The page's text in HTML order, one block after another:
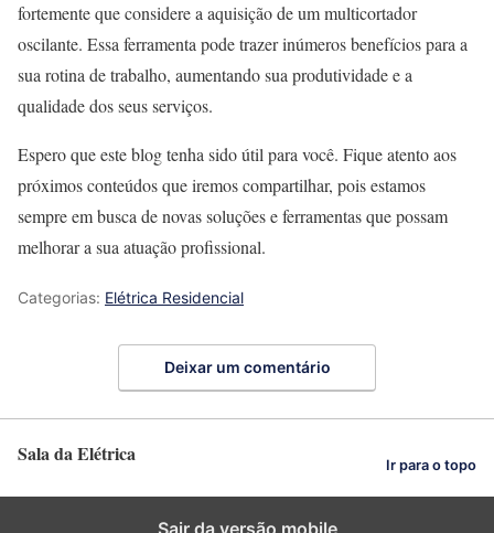
fortemente que considere a aquisição de um multicortador
oscilante. Essa ferramenta pode trazer inúmeros benefícios para a
sua rotina de trabalho, aumentando sua produtividade e a
qualidade dos seus serviços.
Espero que este blog tenha sido útil para você. Fique atento aos
próximos conteúdos que iremos compartilhar, pois estamos
sempre em busca de novas soluções e ferramentas que possam
melhorar a sua atuação profissional.
Categorias: Elétrica Residencial
Deixar um comentário
Sala da Elétrica Ir para o topo
Sair da versão mobile